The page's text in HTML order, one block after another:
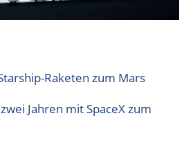
Raketen zum Mars
Jahren mit SpaceX zum